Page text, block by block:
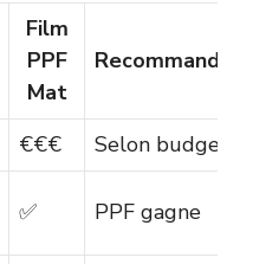
Film
PPF
Mat
€€€
Selon budget
✅ PPF gagne